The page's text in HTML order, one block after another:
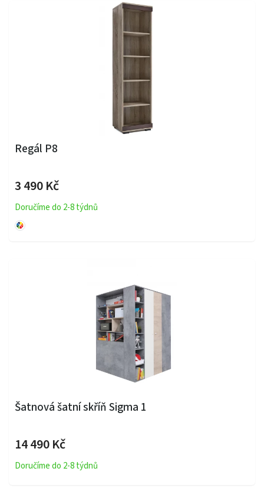
Regál P8
3 490 Kč
Doručíme do 2-8 týdnů
Šatnová šatní skříň Sigma 1
14 490 Kč
Doručíme do 2-8 týdnů